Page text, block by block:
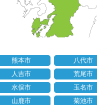
熊本市
八代市
人吉市
荒尾市
水俣市
玉名市
山鹿市
菊池市